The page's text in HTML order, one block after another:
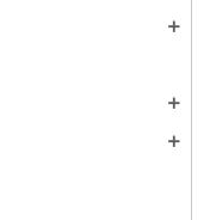
add
add
add